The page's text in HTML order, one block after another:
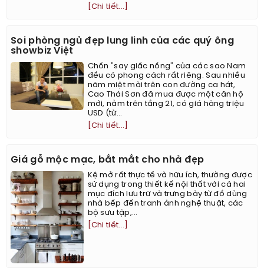
[Chi tiết...]
Soi phòng ngủ đẹp lung linh của các quý ông
showbiz Việt
Chốn "say giấc nồng" của các sao Nam
đều có phong cách rất riêng. Sau nhiều
năm miệt mài trên con đường ca hát,
Cao Thái Sơn đã mua được một căn hộ
mới, nằm trên tầng 21, có giá hàng triệu
USD (từ...
[Chi tiết...]
Giá gỗ mộc mạc, bắt mắt cho nhà đẹp
Kệ mở rất thực tế và hữu ích, thường được
sử dụng trong thiết kế nội thất với cả hai
mục đích lưu trữ và trưng bày từ đồ dùng
nhà bếp đến tranh ảnh nghệ thuật, các
bộ sưu tập,...
[Chi tiết...]